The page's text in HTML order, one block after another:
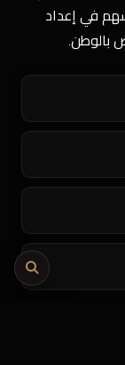
في إعداد
بالوطن.